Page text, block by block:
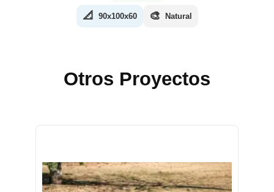
📐 90x100x60 🎨 Natural
Otros Proyectos